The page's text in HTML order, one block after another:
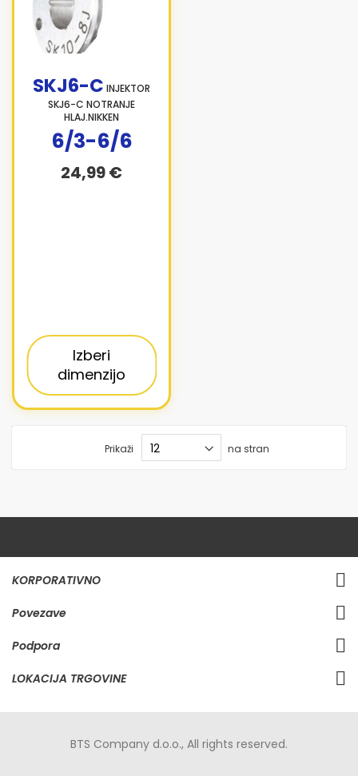
SKJ6-C INJEKTOR
SKJ6-C NOTRANJE
HLAJ.NIKKEN
24,99 €
6/3-6/6
Izberi
dimenzijo
Prikaži na stran
KORPORATIVNO
Povezave
Podpora
LOKACIJA TRGOVINE
BTS Company d.o.o., All rights reserved.